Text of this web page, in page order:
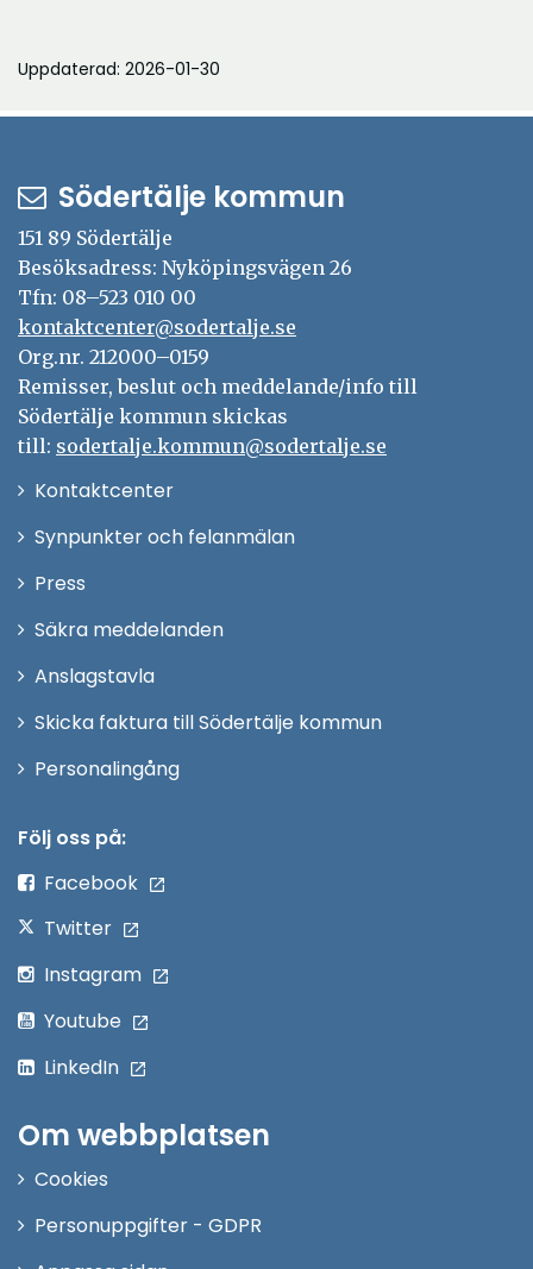
Uppdaterad: 2026-01-30
Södertälje kommun
151 89 Södertälje
Besöksadress: Nyköpingsvägen 26
Tfn: 08–523 010 00
kontaktcenter@sodertalje.se
Org.nr. 212000–0159
Remisser, beslut och meddelande/info till
Södertälje kommun skickas
till: sodertalje.kommun@sodertalje.se
KontaktcenterÖppna
Synpunkter och felanmälan
Press
fönster
Säkra meddelanden
Anslagstavla
Skicka faktura till Södertälje kommun
PersonalingångÖppna
Följ oss på:
Facebook
Twitter
Instagram
Youtube
LinkedIn
Om webbplatsen
Cookies
Personuppgifter - GDPR